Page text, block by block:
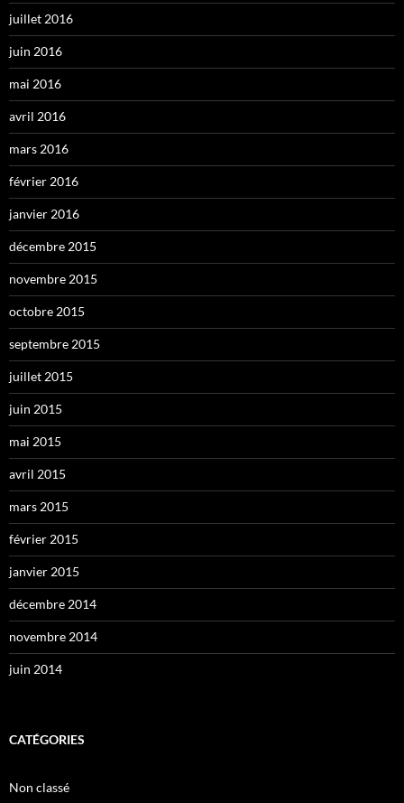
juillet 2016
juin 2016
mai 2016
avril 2016
mars 2016
février 2016
janvier 2016
décembre 2015
novembre 2015
octobre 2015
septembre 2015
juillet 2015
juin 2015
mai 2015
avril 2015
mars 2015
février 2015
janvier 2015
décembre 2014
novembre 2014
juin 2014
CATÉGORIES
Non classé